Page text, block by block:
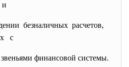
и
безналичных расчетов,
с
финансовой системы.